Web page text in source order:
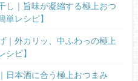
し｜旨味が凝縮する極上おつ
単レシピ】
｜外カリッ、中ふわっの極上
シピ】
日本酒に合う極上おつまみ